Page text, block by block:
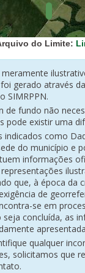
do Limite:
gerado através
SIMRPPN.
de fundo não
pode existir uma
indicados como
do município e
informações
que, à época da
de
se em
concluída, as
qualquer
solicitamos que